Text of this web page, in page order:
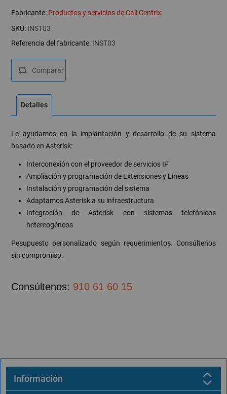
Fabricante: Productos y servicios de Call Centrix
SKU: INST03
Referencia del fabricante: INST03
Detalles
Le ayudamos en la implantación y desarrollo de su sistema
basado en Asterisk:
Interconexión con el proveedor de servicios IP
Ampliación y programación de Extensiones y Lineas
Instalación y programación del sistema
Adaptamos Asterisk a su infraestructura
Integración de Asterisk con sistemas telefónicos
hetereogéneos
Pesupuesto personalizado según requerimientos. Consúltenos
sin compromiso.
Consúltenos: 910 61 60 15
Información